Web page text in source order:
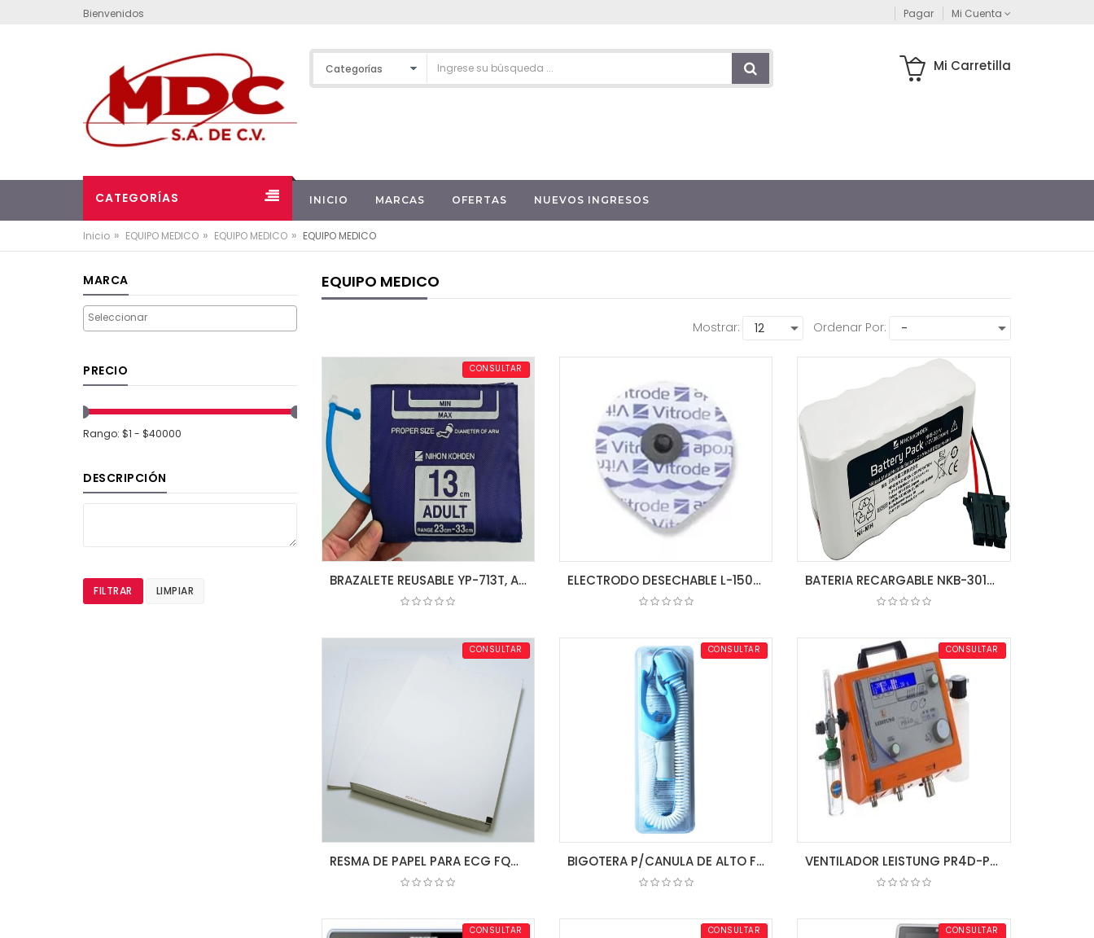
Bienvenidos Pagar Mi Cuenta
Mi Carretilla
CATEGORÍAS INICIO MARCAS OFERTAS NUEVOS INGRESOS
Inicio » EQUIPO MEDICO » EQUIPO MEDICO » EQUIPO MEDICO
EQUIPO MEDICO
Ordenar Por:
Mostrar:
CONSULTAR
BRAZALETE REUSABLE YP-713T, ADULTO, MEDIANO, 13CM, SIN LATEX, YAWARA-CUFF2//ID S951D NIHON KOHDEN ELECTRODO DESECHABLE L-150X SOBRE DE 30UN. G207 NIHON KOHDEN
COTIZAR
BATERIA RECARGABLE NKB-301V YZ-024H9 Ni-MH X065.1 NIHON KOHDEN
COTIZAR
CONSULTAR
RESMA DE PAPEL PARA ECG FQW210-3-140 PLEGADO EN Z 210 mm x 30 m A054 NIHON KOHDEN
COTIZAR
CONSULTAR
BIGOTERA P/CANULA DE ALTO FLUJO L,M,S
CONSULTAR
VENTILADOR LEISTUNG PR4D-PLUS TRANSPORTE
COTIZAR
CONSULTAR CONSULTAR CONSULTAR
MARCA
PRECIO
Rango: $1 - $40000
DESCRIPCIÓN
FILTRAR LIMPIAR